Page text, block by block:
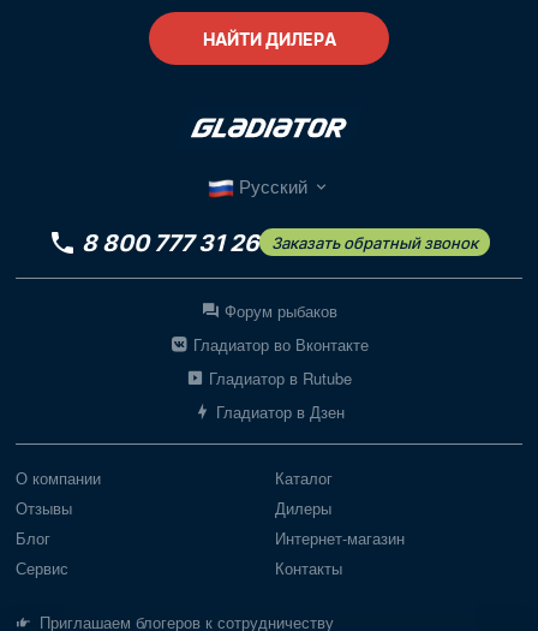
НАЙТИ ДИЛЕРА
Русский
8 800 777 31 26 Заказать обратный звонок
Форум рыбаков
Гладиатор во Вконтакте
Гладиатор в Rutube
Гладиатор в Дзен
О компании
Отзывы
Блог
Сервис
Приглашаем блогеров к сотрудничеству
Каталог
Дилеры
Интернет-магазин
Контакты